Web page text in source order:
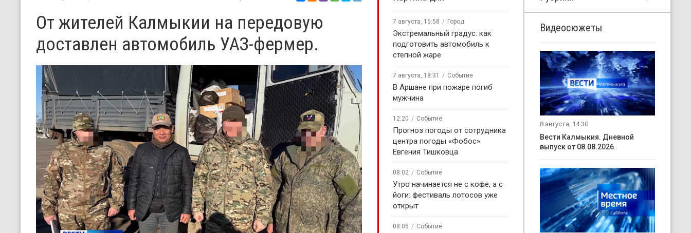
От жителей Калмыкии на передовую
доставлен автомобиль УАЗ-фермер.
7 августа, 16:58 Город
Экстремальный градус: как
подготовить автомобиль к
степной жаре
7 августа, 18:31 Событие
В Аршане при пожаре погиб
мужчина
12:20 Событие
Прогноз погоды от сотрудника
центра погоды «Фобос»
Евгения Тишковца
08:02 Событие
Утро начинается не с кофе, а с
йоги: фестиваль лотосов уже
открыт
08:05 Событие
Видеосюжеты
8 августа, 14:30
Вести Калмыкия. Дневной
выпуск от 08.08.2026.